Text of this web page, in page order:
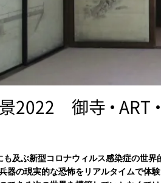
2022 御寺・ ART・
も及ぶ新型コロナウィルス感染症の世
器の現実的な恐怖をリアルタイムで体